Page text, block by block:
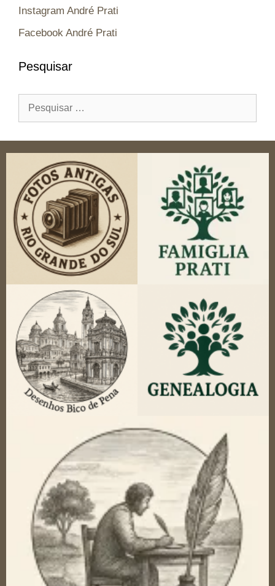
Instagram André Prati
Facebook André Prati
Pesquisar
Pesquisar
por: